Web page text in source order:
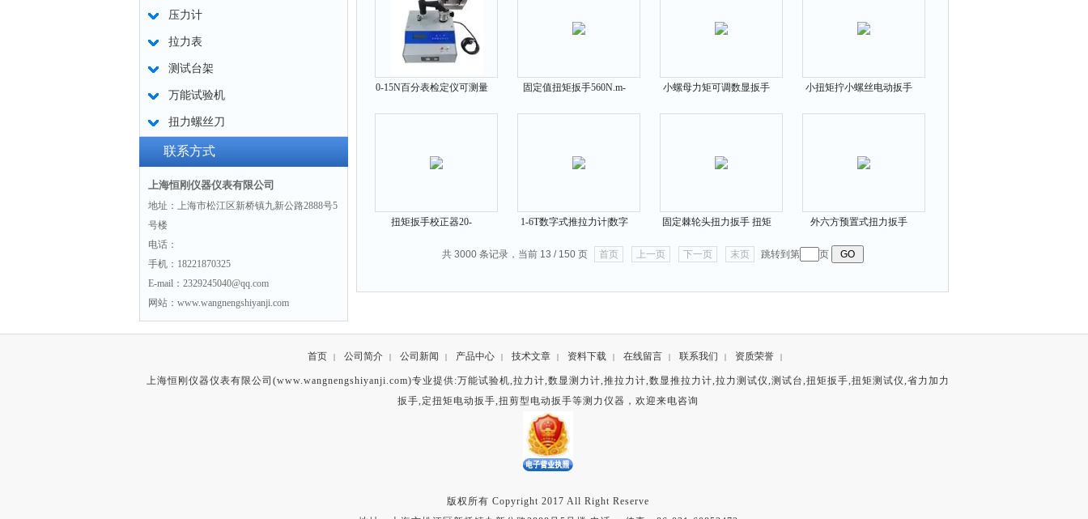
压力计
拉力表
测试台架
万能试验机
扭力螺丝刀
联系方式
上海恒刚仪器仪表有限公司
地址：上海市松江区新桥镇九新公路2888号5
号楼
电话：
手机：18221870325
E-mail：2329245040@qq.com
网站：www.wangnengshiyanji.com
0-15N百分表检定仪可测量
固定值扭矩扳手560N.m-
小螺母力矩可调数显扳手
小扭矩拧小螺丝电动扳手
扭矩扳手校正器20-
1-6T数字式推拉力计|数字
固定棘轮头扭力扳手 扭矩
外六方预置式扭力扳手
共 3000 条记录，当前 13 / 150 页
首页 上一页 下一页 末页 跳转到第 页
首页 | 公司简介 | 公司新闻 | 产品中心 | 技术文章 | 资料下载 | 在线留言 | 联系我们 | 资质荣誉 |
上海恒刚仪器仪表有限公司(www.wangnengshiyanji.com)专业提供:万能试验机,拉力计,数显测力计,推拉力计,数显推拉力计,拉力测试仪,测试台,扭矩扳手,扭矩测试仪,省力加力
扳手, 定扭矩电动扳手,扭剪型电动扳手等测力仪器，欢迎来电咨询
版权所有 Copyright 2017 All Right Reserve